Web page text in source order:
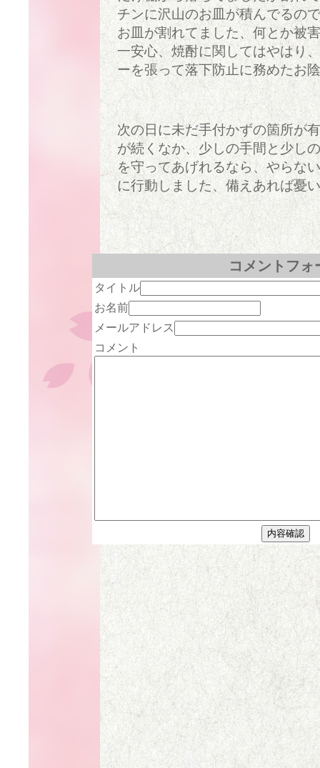
チンに沢山のお皿が積んでるの
お皿が割れてました、何とか被
一安心、焼酎に関してはやはり
ーを張って落下防止に務めたお
次の日に未だ手付かずの箇所が
が続くなか、少しの手間と少し
を守ってあげれるなら、やらな
に行動しました、備えあれば憂
コメントフォ
タイトル
お名前
メールアドレス
コメント